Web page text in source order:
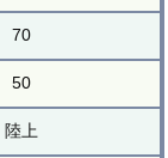
70
50
陸上